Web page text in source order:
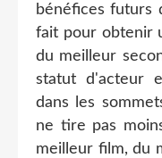
bénéfices futurs
fait pour obtenir
du meilleur
statut d'acteur
dans les
ne tire pas
meilleur film, du